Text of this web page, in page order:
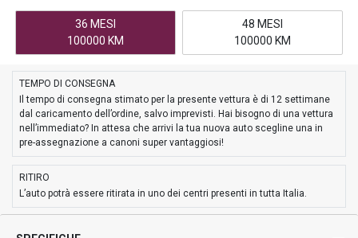
36 MESI
100000 KM
48 MESI
100000 KM
TEMPO DI CONSEGNA
Il tempo di consegna stimato per la presente vettura è di 12 settimane
dal caricamento dell’ordine, salvo imprevisti. Hai bisogno di una vettura
nell’immediato? In attesa che arrivi la tua nuova auto scegline una in
pre-assegnazione a canoni super vantaggiosi!
RITIRO
L’auto potrà essere ritirata in uno dei centri presenti in tutta Italia.